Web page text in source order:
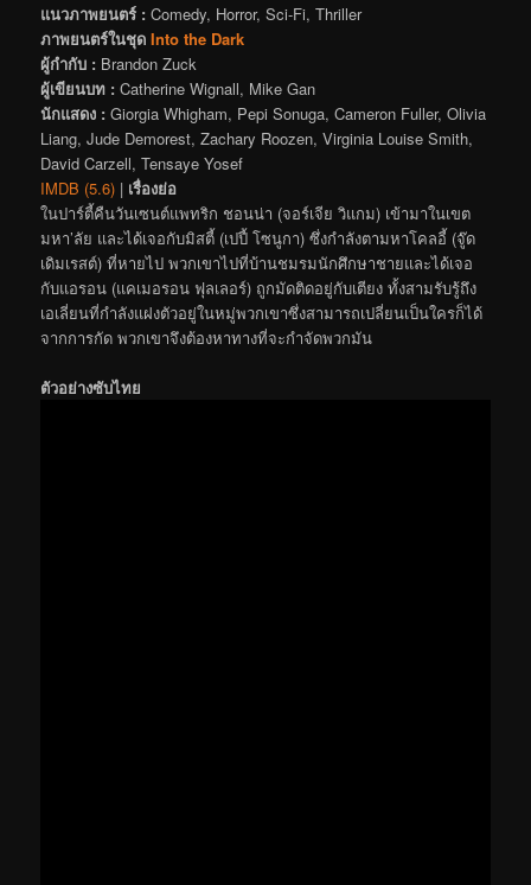
แนวภาพยนตร์ : Comedy, Horror, Sci-Fi, Thriller
ภาพยนตร์ในชุดInto the Dark
ผู้กำกับ : Brandon Zuck
ผู้เขียนบท : Catherine Wignall, Mike Gan
นักแสดง : Giorgia Whigham, Pepi Sonuga, Cameron Fuller, Olivia
Liang, Jude Demorest, Zachary Roozen, Virginia Louise Smith,
David Carzell, Tensaye Yosef
IMDB (5.6) | เรื่องย่อ
ในปาร์ตี้คืนวันเซนต์แพทริก ชอนน่า (จอร์เจีย วิแกม) เข้ามาในเขต
มหา’ลัย และได้เจอกับมิสตี้ (เปปี้ โซนูกา) ซึ่งกำลังตามหาโคลอี้ (จู๊ด
เดิมเรสต์) ที่หายไป พวกเขาไปที่บ้านชมรมนักศึกษาชายและได้เจอ
กับแอรอน (แคเมอรอน ฟุลเลอร์) ถูกมัดติดอยู่กับเตียง ทั้งสามรับรู้ถึง
เอเลี่ยนที่กำลังแฝงตัวอยู่ในหมู่พวกเขาซึ่งสามารถเปลี่ยนเป็นใครก็ได้
จากการกัด พวกเขาจึงต้องหาทางที่จะกำจัดพวกมัน
ตัวอย่างซับไทย